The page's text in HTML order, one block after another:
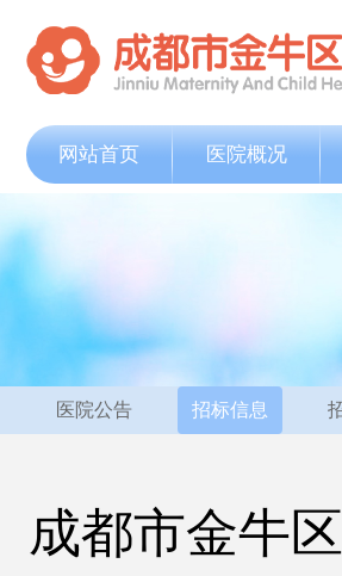
网站首页 医院概况
医院公告 招标信息
成都市金牛